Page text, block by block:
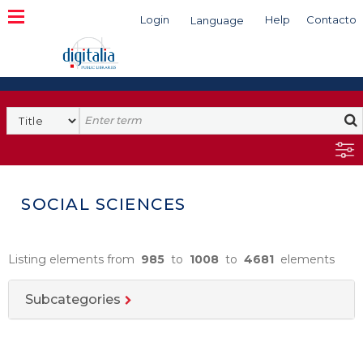
Login Language Help Contacto
Search
SOCIAL SCIENCES
Listing elements from 985 to 1008 to 4681 elements
Subcategories